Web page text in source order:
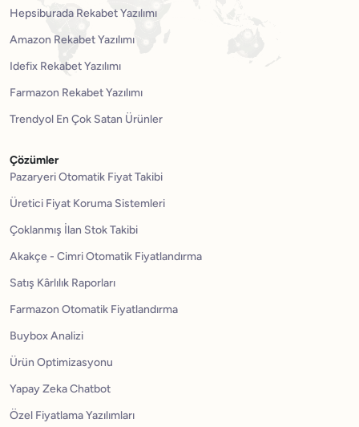
Hepsiburada Rekabet Yazılımı
Amazon Rekabet Yazılımı
Idefix Rekabet Yazılımı
Farmazon Rekabet Yazılımı
Trendyol En Çok Satan Ürünler
Çözümler
Pazaryeri Otomatik Fiyat Takibi
Üretici Fiyat Koruma Sistemleri
Çoklanmış İlan Stok Takibi
Akakçe - Cimri Otomatik Fiyatlandırma
Satış Kârlılık Raporları
Farmazon Otomatik Fiyatlandırma
Buybox Analizi
Ürün Optimizasyonu
Yapay Zeka Chatbot
Özel Fiyatlama Yazılımları